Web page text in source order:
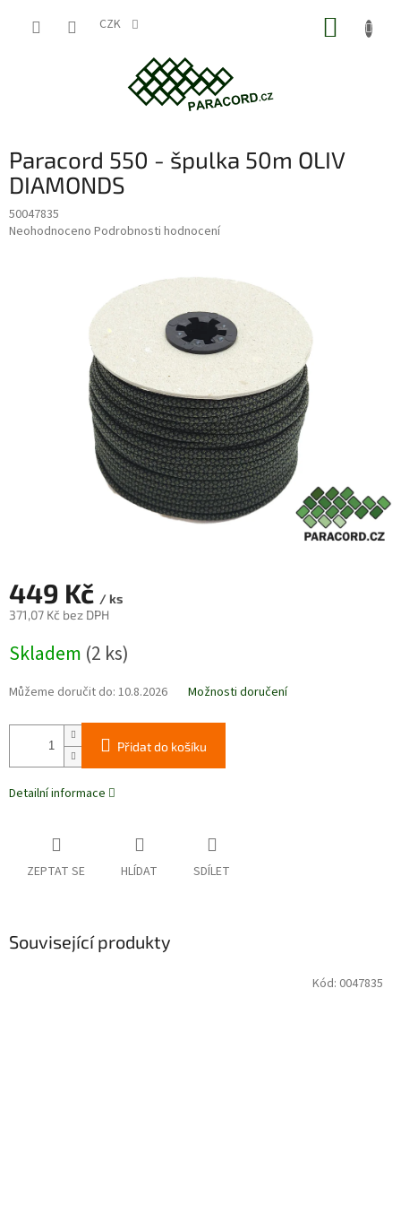
CZK
Paracord 550 - špulka 50m OLIV
DIAMONDS
50047835
Průměrné
Neohodnoceno Podrobnosti hodnocení
449 Kč / ks
371,07 Kč bez DPH
cena:
Skladem (2 ks)
Můžeme doručit do: 10.8.2026 Možnosti doručení
Přidat do košíku
Detailní informace
ZEPTAT SE HLÍDAT SDÍLET
Související produkty
Kód: 0047835